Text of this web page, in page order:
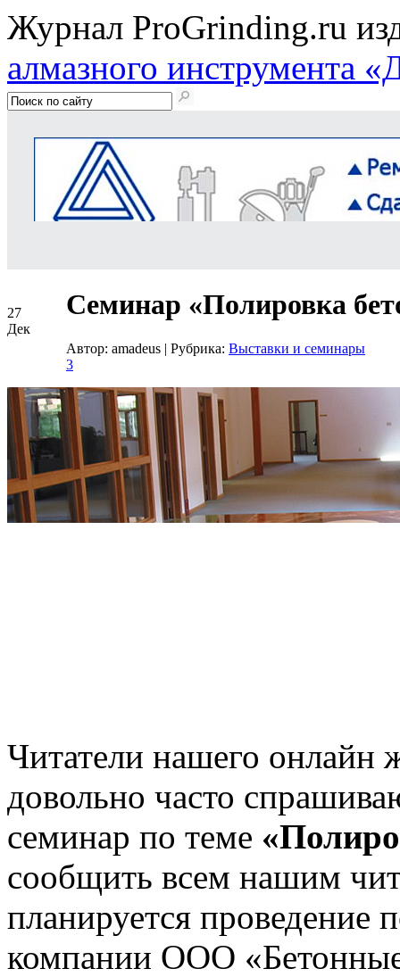
Журнал ProGrinding.ru
алмазного инструмента
27
Дек
Семинар «Полировка
Автор: amadeus | Рубрика: Выставки и семинары
3
Читатели нашего онлайн
довольно часто
семинар по теме
сообщить всем нашим
планируется проведение
компании ООО